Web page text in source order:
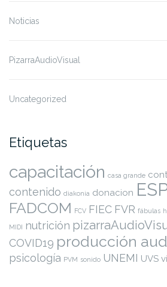
Noticias
PizarraAudioVisual
Uncategorized
Etiquetas
capacitación casa grande
contenido diakonia donacion
FADCOM FCV FIEC FVR fábulas
MIDI nutrición
COVID19 producción
psicología PVM sonido UNEMI UVS